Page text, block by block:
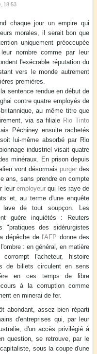
, 18:53
chaque jour un empire qui
morales, il serait bon que
uniquement préoccupée
nombre comme par leur
l'exécrable réputation du
vers le monde autrement
premières.
sentence rendue en début de
contre quatre employés de
au même titre que
via sa filiale Rio Tinto
Péchiney ensuite rachetés
lui-même absorbé par Rio
industriel visait quatre
minéraux. En prison depuis
vont désormais purgerdes
ans, sans prendre en compte
leur employeur qui les raye de
et, au terme d'une enquête
de tout soupçon. Les
guère inquiétés : Reuters
des sidérurgistes
dépêche de l'AFP donne des
: en général, en matière
l'acheteur, histoire
de billets circulent en sens
en ces temps de libre
à la corruption comme
en minerai de fer.
abondant, assez bien réparti
d'entreprises qui, par leur
d'un accès privilégié à
question, se retrouve, par le
sous la coupe d'une